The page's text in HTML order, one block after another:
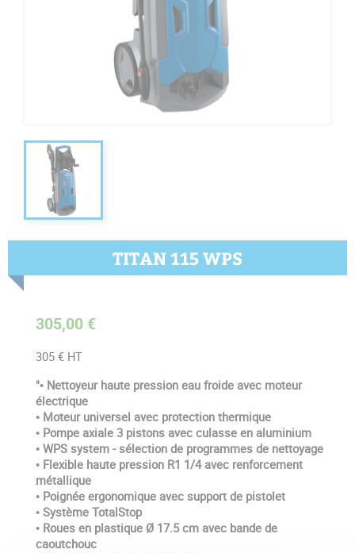
TITAN 115 WPS
305,00 €
305 € HT
"• Nettoyeur haute pression eau froide avec moteur
électrique
• Moteur universel avec protection thermique
• Pompe axiale 3 pistons avec culasse en aluminium
• WPS system - sélection de programmes de nettoyage
• Flexible haute pression R1 1/4 avec renforcement
métallique
• Poignée ergonomique avec support de pistolet
• Système TotalStop
• Roues en plastique Ø 17.5 cm avec bande de
caoutchouc